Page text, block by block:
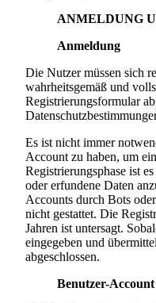
ANMELDUNG
Anmeldung
Die Nutzer müssen sich
wahrheitsgemäß und
Registrierungsformular
Es ist nicht immer
Account zu haben, um
Registrierungsphase ist
oder erfundene Daten
Accounts durch Bots
nicht gestattet. Die
Jahren ist untersagt.
eingegeben und
abgeschlossen.
Benutzer-Account